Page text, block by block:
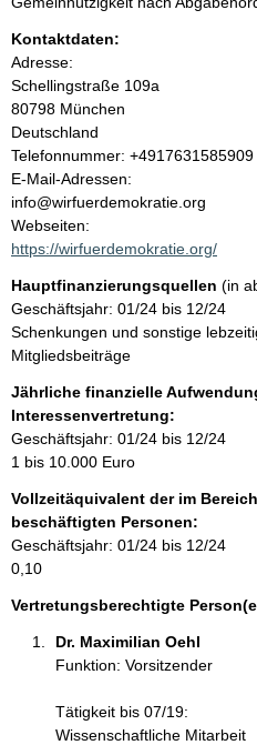
n
h
a
l
t
i
Kontaktdaten:
Adresse:
Schellingstraße 109a
80798 München
Deutschland
K
o
n
t
a
t
i
n
f
o
r
m
a
i
o
n
e
n
Telefonnummer: +4917631585909
E-Mail-Adressen:
info@wirfuerdemokratie.org
Webseiten:
https://wirfuerdemokratie.org/
Hauptfinanzierungsquellen (in
Geschäftsjahr: 01/24 bis 12/24
Schenkungen und sonstige
Mitgliedsbeiträge
Jährliche finanzielle
Interessenvertretung:
Geschäftsjahr: 01/24 bis 12/24
1 bis 10.000 Euro
Vollzeitäquivalent der im
beschäftigten Personen:
Geschäftsjahr: 01/24 bis 12/24
0,10
Vertretungsberechtigte
Dr. Maximilian Oehl
Funktion: Vorsitzender
Tätigkeit bis 07/19:
Wissenschaftliche Mitarbeit